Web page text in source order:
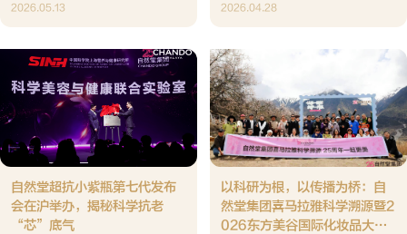
2026.05.13 2026.04.28
自然堂超抗小紫瓶第七代发布
会在沪举办，揭秘科学抗老
“芯”底气
以科研为根，以传播为桥：自
然堂集团喜马拉雅科学溯源暨2
026东方美谷国际化妆品大会